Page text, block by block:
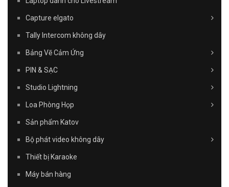
Capture elgato
Tally Intercom không dây
Bảng Vẽ Cảm Ứng
PIN & SẠC
Studio Lightning
Loa Phòng Họp
Sản phẩm Katov
Bộ phát video không dây
Thiết bị Karaoke
Máy bán hàng